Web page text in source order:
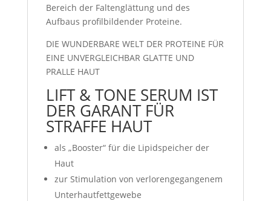
Bereich der Faltenglättung und des
Aufbaus profilbildender Proteine.
DIE WUNDERBARE WELT DER PROTEINE FÜR
EINE UNVERGLEICHBAR GLATTE UND
PRALLE HAUT
LIFT & TONE SERUM IST
DER GARANT FÜR
STRAFFE HAUT
als „Booster“ für die Lipidspeicher der
Haut
zur Stimulation von verlorengegangenem
Unterhautfettgewebe